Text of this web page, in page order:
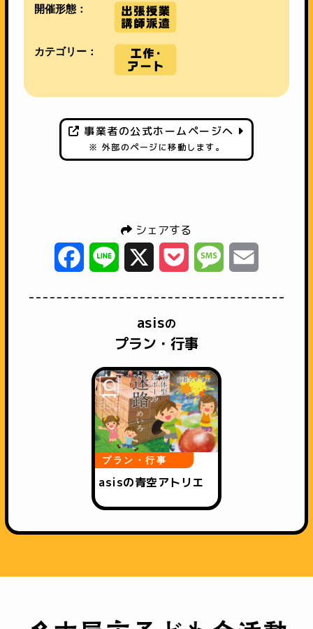
開催形態：
カテゴリー：
事業者の公式ホームページへ
※ 外部のページに移動します。
シェアする
Facebook
Line Pocket Message
asisの
プラン・行事
プラン・行事
asisの青空アトリエ